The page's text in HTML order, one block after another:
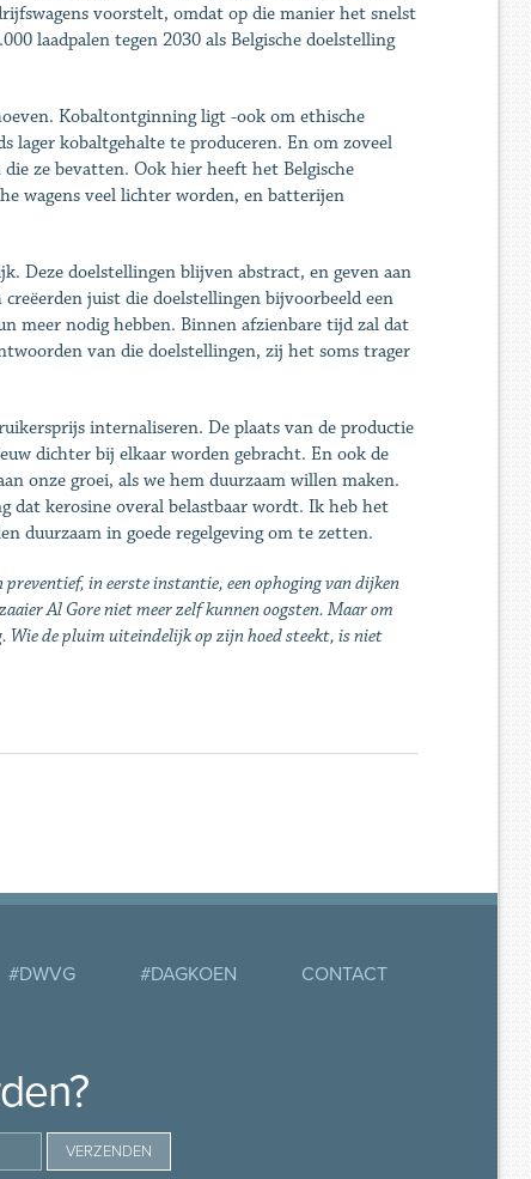
voorstelt, omdat op die manier het snelst
laadpalen tegen 2030 als Belgische doelstelling
Kobaltontginning ligt -ook om ethische
lager kobaltgehalte te produceren. En om zoveel
ze bevatten. Ook hier heeft het Belgische
wagens veel lichter worden, en batterijen
Deze doelstellingen blijven abstract, en geven aan
juist die doelstellingen bijvoorbeeld een
meer nodig hebben. Binnen afzienbare tijd zal dat
van die doelstellingen, zij het soms trager
internaliseren. De plaats van de productie
dichter bij elkaar worden gebracht. En ook de
onze groei, als we hem duurzaam willen maken.
dat kerosine overal belastbaar wordt. Ik heb het
duurzaam in goede regelgeving om te zetten.
in eerste instantie, een ophoging van dijken
Al Gore niet meer zelf kunnen oogsten. Maar om
Wie de pluim uiteindelijk op zijn hoed steekt, is niet
#DWVG #DAGKOEN CONTACT